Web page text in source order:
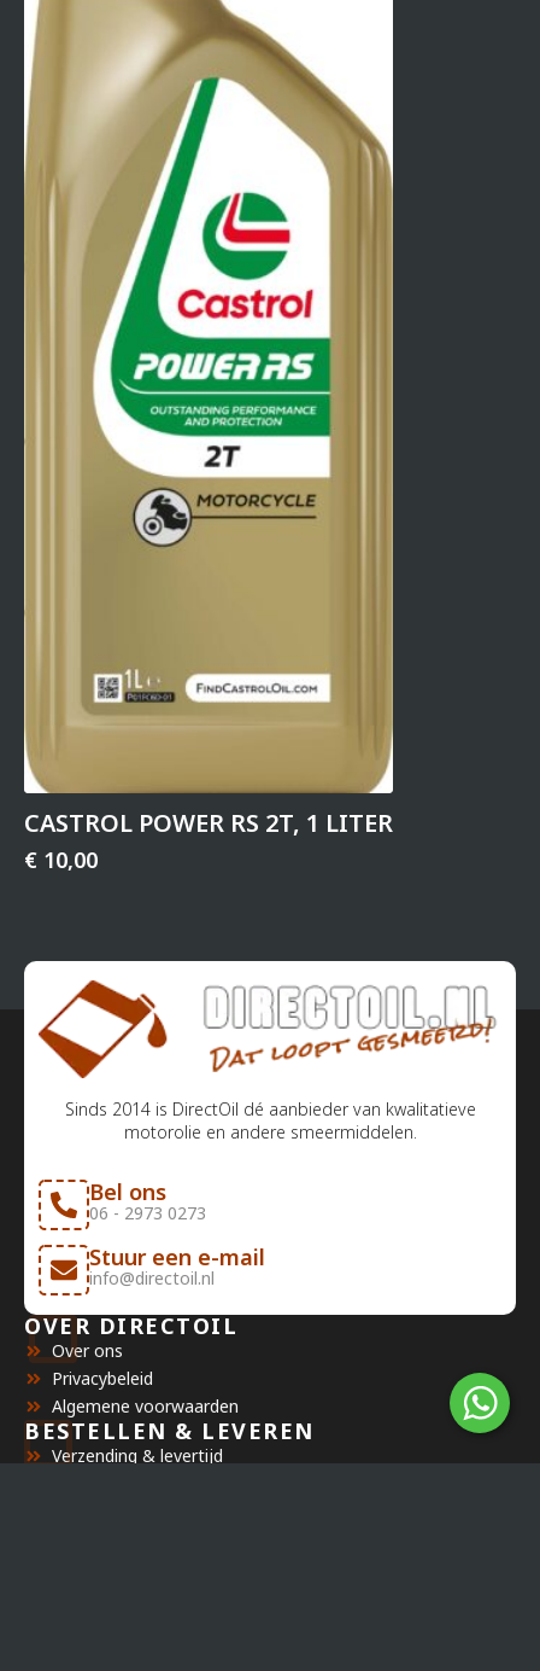
CASTROL POWER RS 2T, 1 LITER
€ 10,00
Sinds 2014 is DirectOil dé aanbieder van kwalitatieve
motorolie en andere smeermiddelen.
Bel ons
06 - 2973 0273
Stuur een e-mail
info@directoil.nl
OVER DIRECTOIL
Over ons
Privacybeleid
Algemene voorwaarden
BESTELLEN & LEVEREN
Verzending & levertijd